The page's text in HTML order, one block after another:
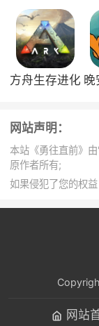
要不断的躲过危
3、《勇往
似于游戏冒险
戏玩法也是十分
验吧
队，为了致敬经
入了后缀。在本
危险，所有关卡
非常舒服
走的哪一步，你
2022版
方舟生存进化 晚
网站声明：
本站《勇往直前》
原作者所有;
如果侵犯了您的权
网站